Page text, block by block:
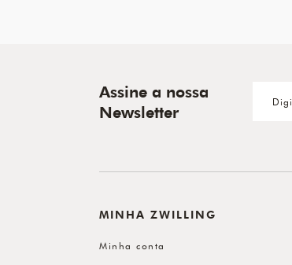
Assine a nossa
Newsletter
MINHA ZWILLING
Minha conta